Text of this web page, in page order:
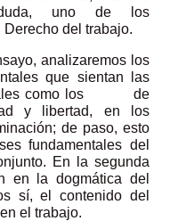
uno de los
del trabajo.
analizaremos los
que sientan las
tales como los de
y libertad, en los
de paso, esto
fundamentales del
En la segunda
en la dogmática del
sí, el contenido del
el trabajo.